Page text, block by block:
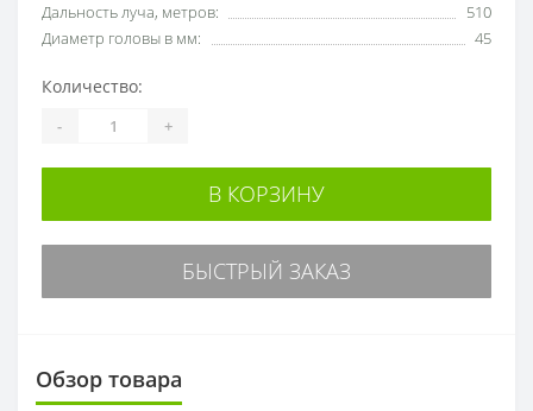
Дальность луча, метров:
510
Диаметр головы в мм:
45
Количество:
- +
В КОРЗИНУ
БЫСТРЫЙ ЗАКАЗ
Обзор товара